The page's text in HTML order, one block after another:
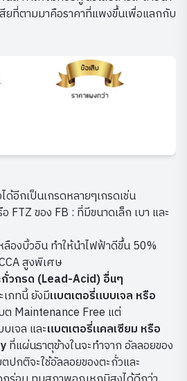
ยที่ตามมาคือราคาที่แพงขึ้นเพื่อแลกกับ
ด้อีกเป็นเกรดหลายๆเกรดเช่น
FTZ ของ FB : ที่มีขนาดเล็ก เบา และ
องบิ้วอิน ทำให้นำไฟฟ้าดีขึ้น 50%
สูงพิเศษ
วกรด (Lead-Acid) อื่นๆ
ภทนี้ ยังมีแบตเตอรี่แบบเจล หรือ
ต Maintenance Free แต่
เจล และแบตเตอรี่แคลเซียม หรือ
ที่แผ่นธาตุข้างในจะทำจาก อัลลอยของ
ปกติจะใช้อัลลอยของตะกั่วและ